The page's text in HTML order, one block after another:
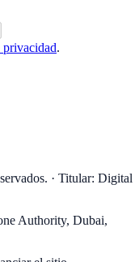
.
· Titular: Digital
Authority, Dubai,